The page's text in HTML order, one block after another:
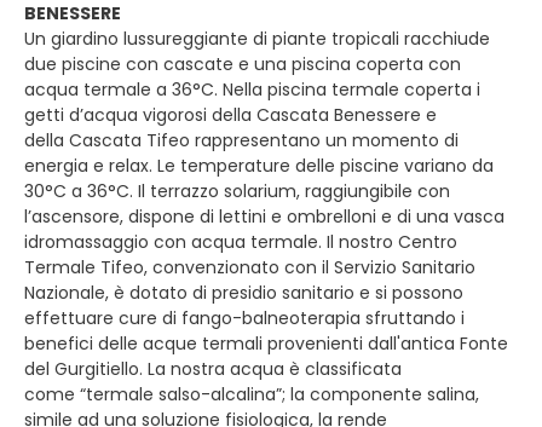
BENESSERE
Un giardino lussureggiante di piante tropicali racchiude
due piscine con cascate e una piscina coperta con
acqua termale a 36°C. Nella piscina termale coperta i
getti d’acqua vigorosi della Cascata Benessere e
della Cascata Tifeo rappresentano un momento di
energia e relax. Le temperature delle piscine variano da
30°C a 36°C. Il terrazzo solarium, raggiungibile con
l’ascensore, dispone di lettini e ombrelloni e di una vasca
idromassaggio con acqua termale. Il nostro Centro
Termale Tifeo, convenzionato con il Servizio Sanitario
Nazionale, è dotato di presidio sanitario e si possono
effettuare cure di fango-balneoterapia sfruttando i
benefici delle acque termali provenienti dall'antica Fonte
del Gurgitiello. La nostra acqua è classificata
come “termale salso-alcalina”; la componente salina,
simile ad una soluzione fisiologica, la rende